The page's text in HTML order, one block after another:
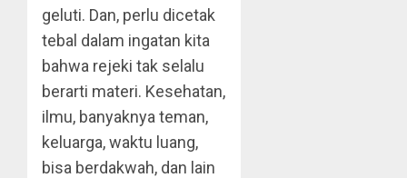
geluti. Dan, perlu dicetak
tebal dalam ingatan kita
bahwa rejeki tak selalu
berarti materi. Kesehatan,
ilmu, banyaknya teman,
keluarga, waktu luang,
bisa berdakwah, dan lain